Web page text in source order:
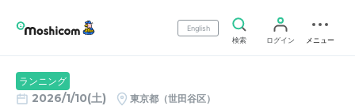
English
検索
ログイン メニュー
ランニング
2026/1/10(土) 東京都（世田谷区）